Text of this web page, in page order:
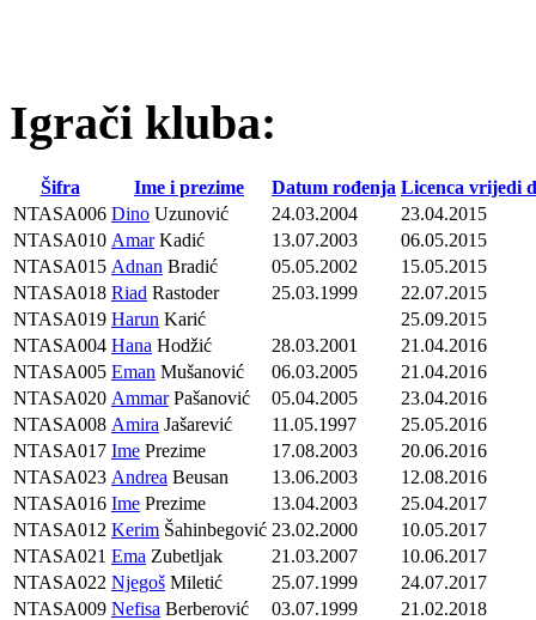
Igrači kluba:
Šifra Ime i prezime Datum rođenja Licenca vrijedi
NTASA006 Dino Uzunović 24.03.2004
23.04.2015
NTASA010 AmarKadić 13.07.2003
06.05.2015
NTASA015 Adnan Bradić 05.05.2002
15.05.2015
NTASA018 Riad Rastoder 25.03.1999
22.07.2015
NTASA019 Harun Karić
25.09.2015
NTASA004 Hana Hodžić 28.03.2001
21.04.2016
NTASA005 Eman Mušanović 06.03.2005
21.04.2016
NTASA020 AmmarPašanović 05.04.2005
23.04.2016
NTASA008 Amira Jašarević 11.05.1997
25.05.2016
NTASA017 Ime Prezime 17.08.2003
20.06.2016
NTASA023 Andrea Beusan 13.06.2003
12.08.2016
NTASA016 Ime Prezime 13.04.2003
25.04.2017
NTASA012 Kerim Šahinbegović 23.02.2000
10.05.2017
NTASA021 Ema Zubetljak 21.03.2007
10.06.2017
NTASA022 Njegoš Miletić 25.07.1999
24.07.2017
NTASA009 Nefisa Berberović 03.07.1999
21.02.2018